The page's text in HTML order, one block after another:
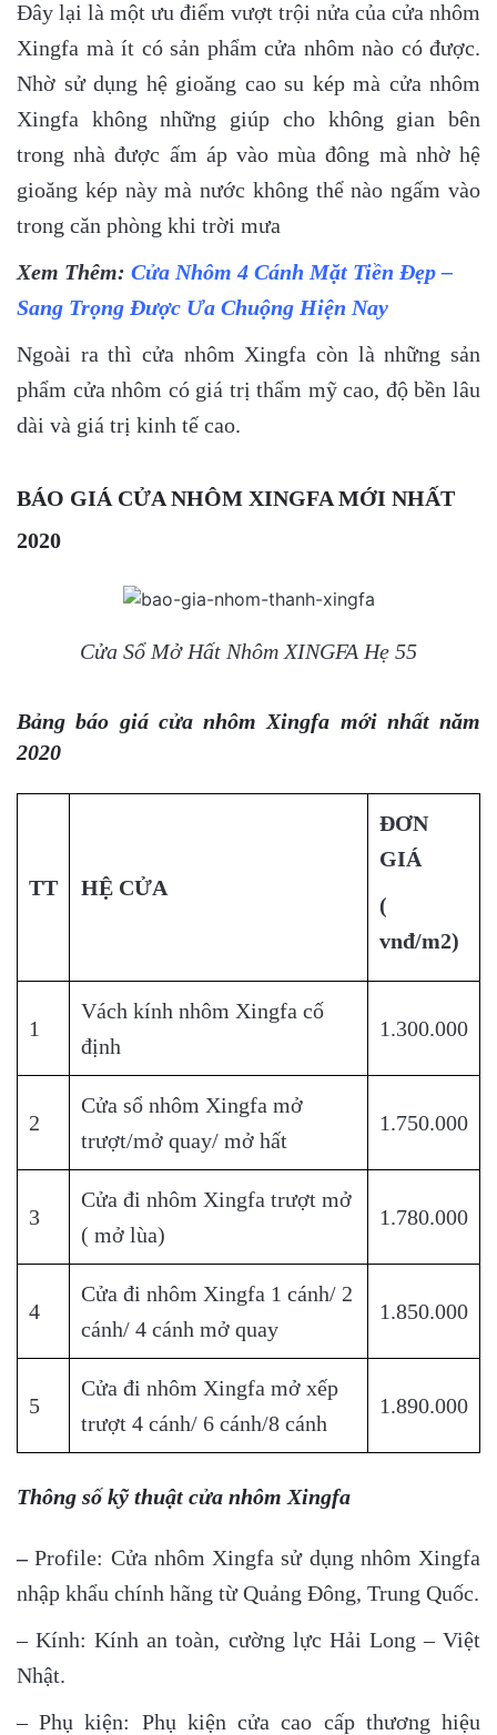
Đây lại là một ưu điểm vượt trội nửa của cửa nhôm
Xingfa mà ít có sản phẩm cửa nhôm nào có được.
Nhờ sử dụng hệ gioăng cao su kép mà cửa nhôm
Xingfa không những giúp cho không gian bên
trong nhà được ấm áp vào mùa đông mà nhờ hệ
gioăng kép này mà nước không thể nào ngấm vào
trong căn phòng khi trời mưa
Xem Thêm: Cửa Nhôm 4 Cánh Mặt Tiền Đẹp –
Sang Trọng Được Ưa Chuộng Hiện Nay
Ngoài ra thì cửa nhôm Xingfa còn là những sản
phẩm cửa nhôm có giá trị thẩm mỹ cao, độ bền lâu
dài và giá trị kinh tế cao.
BÁO GIÁ CỬA NHÔM XINGFA MỚI NHẤT
2020
Cửa Sổ Mở Hất Nhôm XINGFA Hẹ 55
Bảng báo giá cửa nhôm Xingfa mới nhất năm
2020
TT HỆ CỬA
ĐƠN
GIÁ
(
vnđ/m2)
1
Vách kính nhôm Xingfa cố
định
1.300.000
2
Cửa sổ nhôm Xingfa mở
trượt/mở quay/ mở hất
1.750.000
3
Cửa đi nhôm Xingfa trượt mở
( mở lùa)
1.780.000
4
Cửa đi nhôm Xingfa 1 cánh/ 2
cánh/ 4 cánh mở quay
1.850.000
5
Cửa đi nhôm Xingfa mở xếp
trượt 4 cánh/ 6 cánh/8 cánh
1.890.000
Thông số kỹ thuật cửa nhôm Xingfa
–Profile: Cửa nhôm Xingfa sử dụng nhôm Xingfa
nhập khẩu chính hãng từ Quảng Đông, Trung Quốc.
– Kính: Kính an toàn, cường lực Hải Long – Việt
Nhật.
– Phụ kiện: Phụ kiện cửa cao cấp thương hiệu